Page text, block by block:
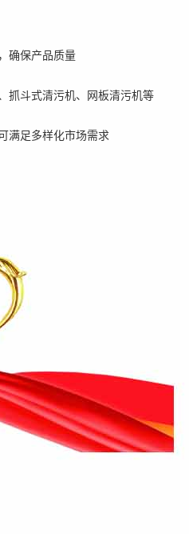
确保产品质量
抓斗式清污机、网板清污机等
满足多样化市场需求